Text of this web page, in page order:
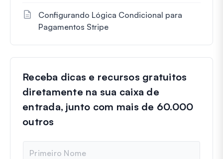
Configurando Lógica Condicional para
Pagamentos Stripe
Receba dicas e recursos gratuitos
diretamente na sua caixa de
entrada, junto com mais de 60.000
outros